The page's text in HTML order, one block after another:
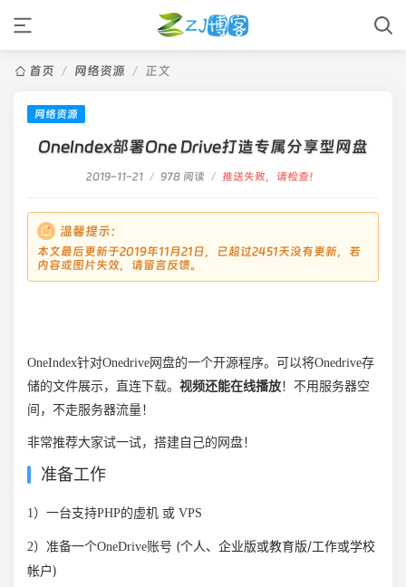
首页 / 网络资源 / 正文
网络资源
OneIndex部署One Drive打造专属分享型网盘
2019-11-21 / 978 阅读 / 推送失败，请检查！
温馨提示：
本文最后更新于2019年11月21日，已超过2451天没有更新，若
内容或图片失效，请留言反馈。
OneIndex针对Onedrive网盘的一个开源程序。可以将Onedrive存
储的文件展示，直连下载。 视频还能在线播放！不用服务器空
间，不走服务器流量！
非常推荐大家试一试，搭建自己的网盘！
准备工作
1）一台支持PHP的虚机 或 VPS
2）准备一个OneDrive账号 (个人、企业版或教育版/工作或学校
帐户)